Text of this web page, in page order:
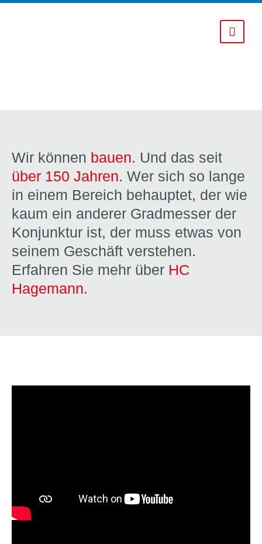
Firmenverbund
Projektentwicklung
Karriere
Karriere
Kontakt
Nachunternehmer
Wir können bauen. Und das seit
über 150 Jahren. Wer sich so lange
in einem Bereich behauptet, der wie
kaum ein anderer Gradmesser der
Konjunktur ist, der muss etwas von
seinem Geschäft verstehen.
Erfahren Sie mehr über HC
Hagemann.